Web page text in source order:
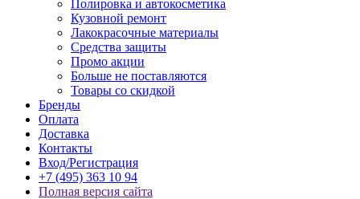
Полировка и автокосметика
Кузовной ремонт
Лакокрасочные материалы
Средства защиты
Промо акции
Больше не поставляются
Товары со скидкой
Бренды
Оплата
Доставка
Контакты
Вход/Регистрация
+7 (495) 363 10 94
Полная версия сайта